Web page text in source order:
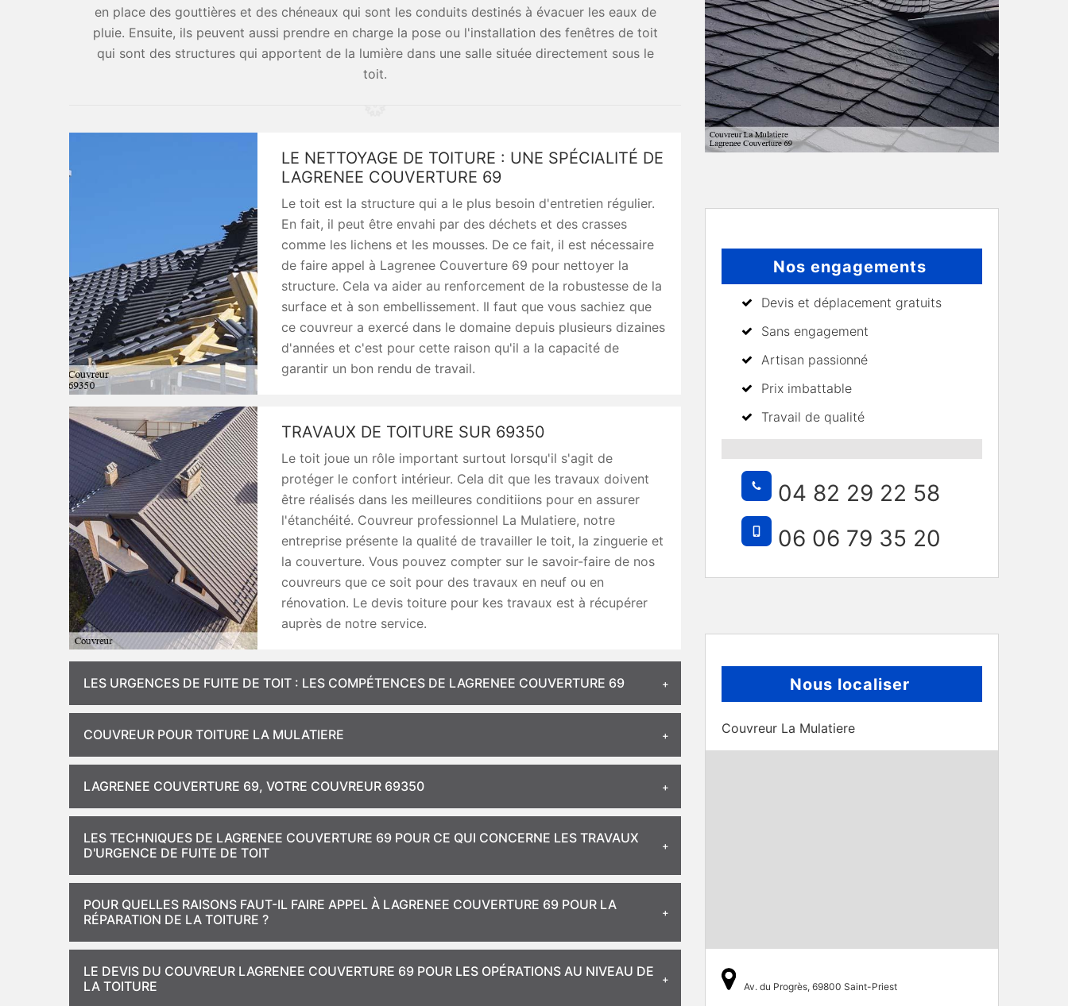
en place des gouttières et des chéneaux qui sont les conduits destinés à évacuer les eaux de
pluie. Ensuite, ils peuvent aussi prendre en charge la pose ou l'installation des fenêtres de toit
qui sont des structures qui apportent de la lumière dans une salle située directement sous le
toit.
LE NETTOYAGE DE TOITURE : UNE SPÉCIALITÉ DE
LAGRENEE COUVERTURE 69
Le toit est la structure qui a le plus besoin d'entretien régulier.
En fait, il peut être envahi par des déchets et des crasses
comme les lichens et les mousses. De ce fait, il est nécessaire
de faire appel à Lagrenee Couverture 69 pour nettoyer la
structure. Cela va aider au renforcement de la robustesse de la
surface et à son embellissement. Il faut que vous sachiez que
ce couvreur a exercé dans le domaine depuis plusieurs dizaines
d'années et c'est pour cette raison qu'il a la capacité de
garantir un bon rendu de travail.
TRAVAUX DE TOITURE SUR 69350
Le toit joue un rôle important surtout lorsqu'il s'agit de
protéger le confort intérieur. Cela dit que les travaux doivent
être réalisés dans les meilleures conditiions pour en assurer
l'étanchéité. Couvreur professionnel La Mulatiere, notre
entreprise présente la qualité de travailler le toit, la zinguerie et
la couverture. Vous pouvez compter sur le savoir-faire de nos
couvreurs que ce soit pour des travaux en neuf ou en
rénovation. Le devis toiture pour kes travaux est à récupérer
auprès de notre service.
LES URGENCES DE FUITE DE TOIT : LES COMPÉTENCES DE LAGRENEE COUVERTURE 69
COUVREUR POUR TOITURE LA MULATIERE
LAGRENEE COUVERTURE 69, VOTRE COUVREUR 69350
LES TECHNIQUES DE LAGRENEE COUVERTURE 69 POUR CE QUI CONCERNE LES TRAVAUX
D'URGENCE DE FUITE DE TOIT
POUR QUELLES RAISONS FAUT-IL FAIRE APPEL À LAGRENEE COUVERTURE 69 POUR LA
RÉPARATION DE LA TOITURE ?
LE DEVIS DU COUVREUR LAGRENEE COUVERTURE 69 POUR LES OPÉRATIONS AU NIVEAU DE
LA TOITURE
Nos engagements
Devis et déplacement gratuits
Sans engagement
Artisan passionné
Prix imbattable
Travail de qualité
04 82 29 22 58
06 06 79 35 20
Nous localiser
Couvreur La Mulatiere
Av. du Progrès, 69800 Saint-Priest